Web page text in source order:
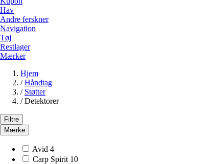
Hav
Andre ferskner
Navigation
Tøj
Restlager
Mærker
Hjem
/ Håndtag
/ Støtter
/ Detektorer
Filtre
Mærke
Avid 4
Carp Spirit 10